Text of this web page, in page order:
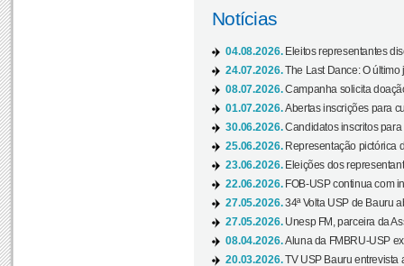
Notícias
04.08.2026. Eleitos representantes
24.07.2026.The Last Dance: O
08.07.2026.Campanha solicita
01.07.2026.Abertas inscrições para
30.06.2026.Candidatos inscritos
25.06.2026. Representação pictórica
23.06.2026. Eleições dos
22.06.2026. FOB-USP continua com
27.05.2026.34ª Volta USP de Bauru
27.05.2026. Unesp FM, parceira da
08.04.2026.Aluna da FMBRU-USP
20.03.2026.TV USP Bauru entrevista